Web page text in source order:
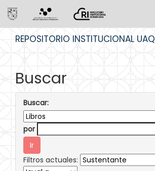
REPOSITORIO INSTITUCIONAL UAQ
Buscar
Buscar:
por
Filtros actuales: